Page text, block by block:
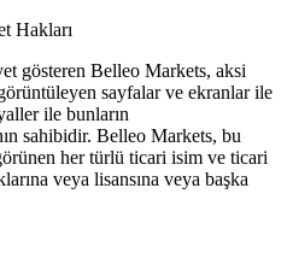
Hakları
gösteren Belleo Markets, aksi
sayfalar ve ekranlar ile
ile bunların
sahibidir. Belleo Markets, bu
her türlü ticari isim ve ticari
veya lisansına veya başka